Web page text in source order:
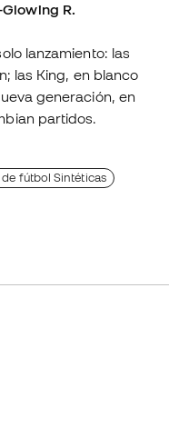
R.
lanzamiento: las
las King, en blanco
generación, en
partidos.
de fútbol Sintéticas